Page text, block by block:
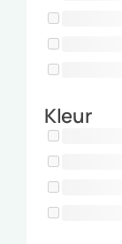
Kleur